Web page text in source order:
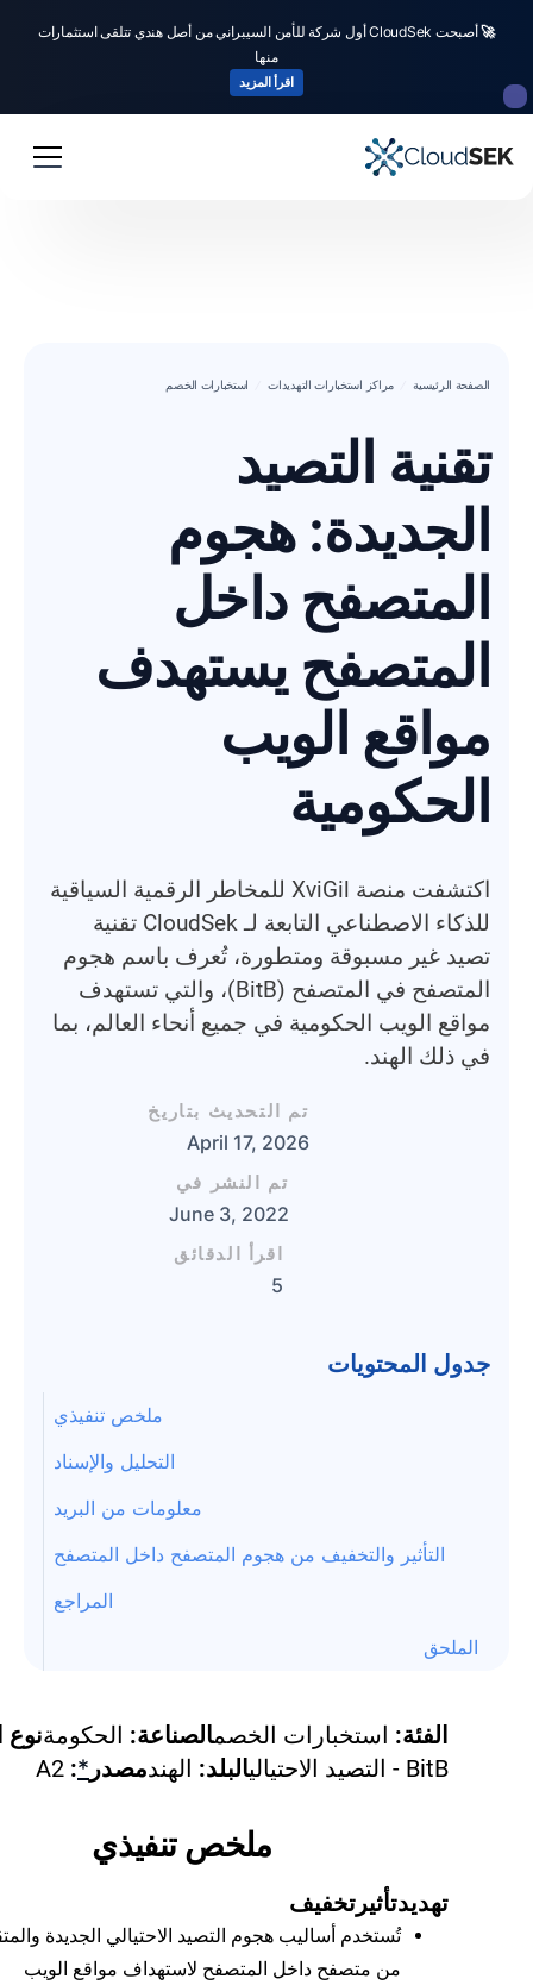
🚀
أصبحت CloudSek أول شركة للأمن السيبراني من أصل هندي تتلقى استثمارات
منها
اقرأ المزيد
الصفحة الرئيسية مراكز استخبارات التهديدات استخبارات الخصم
تقنية التصيد
الجديدة: هجوم
المتصفح داخل
المتصفح يستهدف
مواقع الويب
الحكومية
اكتشفت منصة XviGil للمخاطر الرقمية السياقية
للذكاء الاصطناعي التابعة لـ CloudSek تقنية
تصيد غير مسبوقة ومتطورة، تُعرف باسم هجوم
المتصفح في المتصفح (BitB)، والتي تستهدف
مواقع الويب الحكومية في جميع أنحاء العالم، بما
في ذلك الهند.
تم التحديث بتاريخ
April 17, 2026
تم النشر في
June 3, 2022
اقرأ الدقائق
5
جدول المحتويات
ملخص تنفيذي
التحليل والإسناد
معلومات من البريد
التأثير والتخفيف من هجوم المتصفح داخل المتصفح
المراجع
الملحق
الفئة: استخبارات الخصمالصناعة: الحكومةنوع
BitB - التصيد الاحتيالي
البلد: الهندمصدر *
:
A2
ملخص تنفيذي
تهديدتأثير تخفيف
تُستخدم أساليب هجوم التصيد الاحتيالي الجديدة
من متصفح داخل المتصفح لاستهداف مواقع الويب